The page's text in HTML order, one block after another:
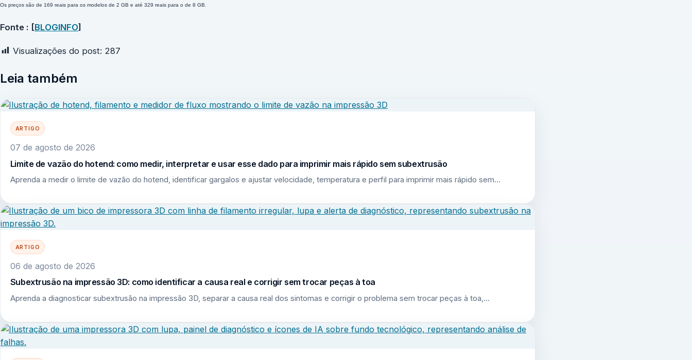
Os preços são de 169 reais para os modelos de 2 GB e até 329 reais para o de 8 GB.
Fonte : [BLOGINFO]
Visualizações do post: 287
Leia também
ARTIGO
07 de agosto de 2026
Limite de vazão do hotend: como medir, interpretar e usar esse dado para imprimir mais rápido sem subextrusão
Aprenda a medir o limite de vazão do hotend, identificar gargalos e ajustar velocidade, temperatura e perfil para imprimir mais rápido sem…
ARTIGO
06 de agosto de 2026
Subextrusão na impressão 3D: como identificar a causa real e corrigir sem trocar peças à toa
Aprenda a diagnosticar subextrusão na impressão 3D, separar a causa real dos sintomas e corrigir o problema sem trocar peças à toa,…